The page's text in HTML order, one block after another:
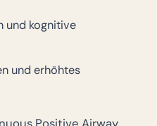
und kognitive
und erhöhtes